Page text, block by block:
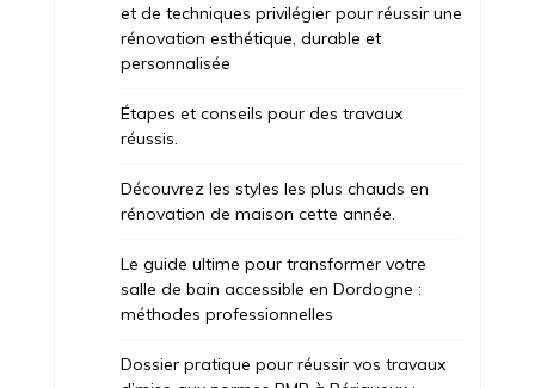
et de techniques privilégier pour réussir une
rénovation esthétique, durable et
personnalisée
Étapes et conseils pour des travaux
réussis.
Découvrez les styles les plus chauds en
rénovation de maison cette année.
Le guide ultime pour transformer votre
salle de bain accessible en Dordogne :
méthodes professionnelles
Dossier pratique pour réussir vos travaux